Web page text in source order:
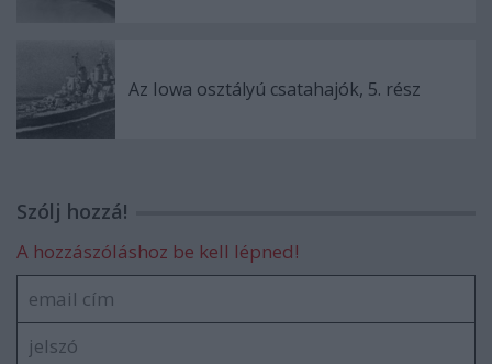
Az Iowa osztályú csatahajók, 5. rész
Szólj hozzá!
A hozzászóláshoz be kell lépned!